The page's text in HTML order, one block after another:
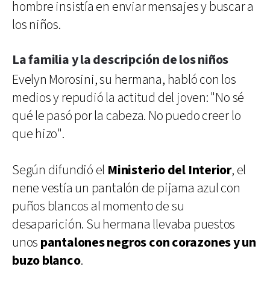
hombre insistía en enviar mensajes y buscar a
los niños.
La familia y la descripción de los niños
Evelyn Morosini, su hermana, habló con los
medios y repudió la actitud del joven: "No sé
qué le pasó por la cabeza. No puedo creer lo
que hizo".
Según difundió el Ministerio del Interior, el
nene vestía un pantalón de pijama azul con
puños blancos al momento de su
desaparición. Su hermana llevaba puestos
unos pantalones negros con corazones y un
buzo blanco.